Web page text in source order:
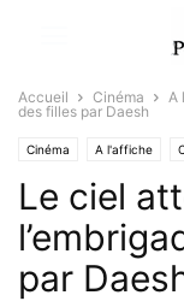
Accueil Cinéma A
des filles par Daesh
Cinéma A l'affiche
Le ciel
par